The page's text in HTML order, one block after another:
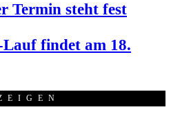
Ter­min steht fest
fin­det am 18.